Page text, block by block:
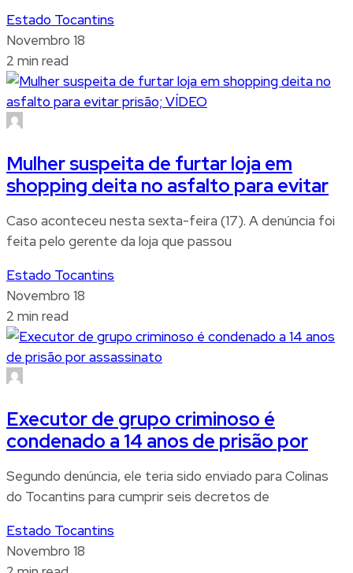
Estado Tocantins
Novembro 18
2 min read
Mulher suspeita de furtar loja em
shopping deita no asfalto para evitar
Caso aconteceu nesta sexta-feira (17). A denúncia foi
feita pelo gerente da loja que passou
Estado Tocantins
Novembro 18
2 min read
Executor de grupo criminoso é
condenado a 14 anos de prisão por
Segundo denúncia, ele teria sido enviado para Colinas
do Tocantins para cumprir seis decretos de
Estado Tocantins
Novembro 18